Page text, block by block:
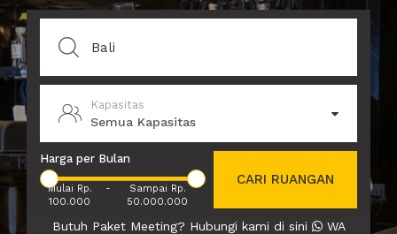
Kapasitas
Semua Kapasitas
Harga per Bulan
Mulai Rp.
100.000
-
Sampai Rp.
50.000.000
CARI RUANGAN
Butuh Paket Meeting? Hubungi kami di sini
WA